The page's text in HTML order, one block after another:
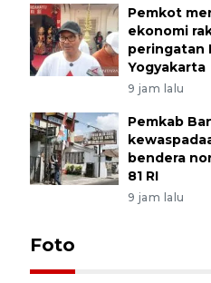
Pemkot
ekonomi
peringatan
Yogyakarta
9 jam lalu
Pemkab
bendera
81 RI
9 jam lalu
Foto